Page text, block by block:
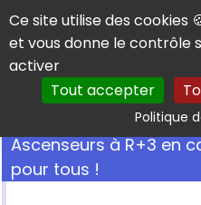
Panneau de gestion des
Ce site utilise des cookies
et vous donne le contrôle
activer
Tout accepter
Politique
Ascenseurs à R+3 en
pour tous !